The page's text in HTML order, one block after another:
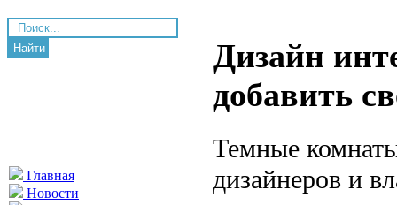
Найти
Главная
Новости
Дизайн
добавить
Темные
дизайнеров и